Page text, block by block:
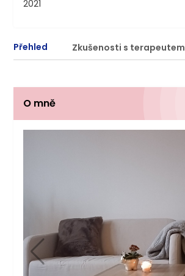
2021
Přehled Zkušenosti s terapeutem
O mně